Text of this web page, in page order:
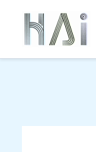
容